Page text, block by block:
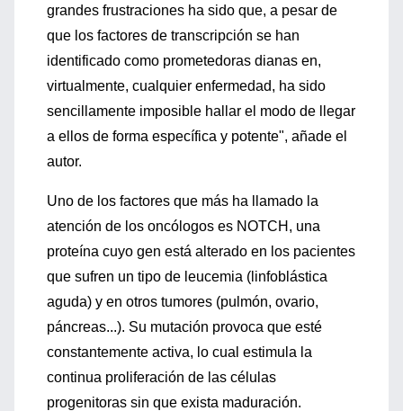
grandes frustraciones ha sido que, a pesar de
que los factores de transcripción se han
identificado como prometedoras dianas en,
virtualmente, cualquier enfermedad, ha sido
sencillamente imposible hallar el modo de llegar
a ellos de forma específica y potente", añade el
autor.
Uno de los factores que más ha llamado la
atención de los oncólogos es NOTCH, una
proteína cuyo gen está alterado en los pacientes
que sufren un tipo de leucemia (linfoblástica
aguda) y en otros tumores (pulmón, ovario,
páncreas...). Su mutación provoca que esté
constantemente activa, lo cual estimula la
continua proliferación de las células
progenitoras sin que exista maduración.